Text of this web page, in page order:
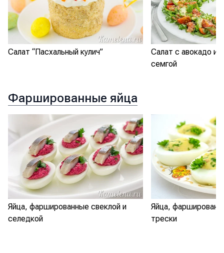
Салат “Пасхальный кулич”
Салат с авокадо и
семгой
Фаршированные яйца
Яйца, фаршированные свеклой и
селедкой
Яйца,
трески